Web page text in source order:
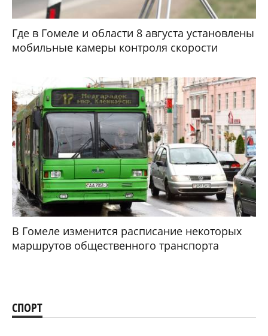
Где в Гомеле и области 8 августа установлены
мобильные камеры контроля скорости
В Гомеле изменится расписание некоторых
маршрутов общественного транспорта
СПОРТ